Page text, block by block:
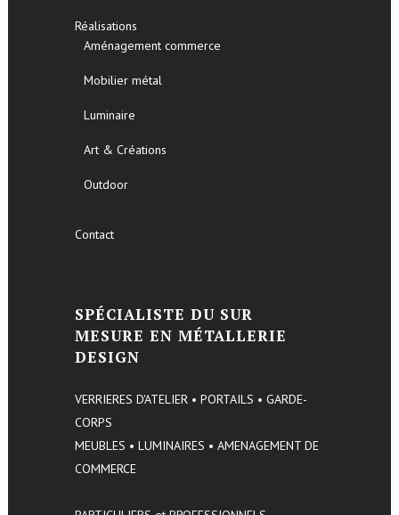
Réalisations
Aménagement commerce
Mobilier métal
Luminaire
Art & Créations
Outdoor
Contact
SPÉCIALISTE DU SUR
MESURE EN MÉTALLERIE
DESIGN
VERRIERES D'ATELIER • PORTAILS • GARDE-
CORPS
MEUBLES • LUMINAIRES • AMENAGEMENT DE
COMMERCE